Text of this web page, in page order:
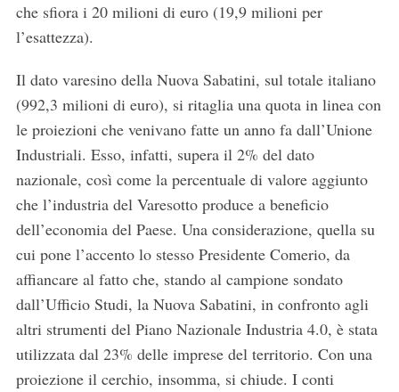
che sfiora i 20 milioni di euro (19,9 milioni per
l’esattezza).
Il dato varesino della Nuova Sabatini, sul totale italiano
(992,3 milioni di euro), si ritaglia una quota in linea con
le proiezioni che venivano fatte un anno fa dall’Unione
Industriali. Esso, infatti, supera il 2% del dato
nazionale, così come la percentuale di valore aggiunto
che l’industria del Varesotto produce a beneficio
dell’economia del Paese. Una considerazione, quella su
cui pone l’accento lo stesso Presidente Comerio, da
affiancare al fatto che, stando al campione sondato
dall’Ufficio Studi, la Nuova Sabatini, in confronto agli
altri strumenti del Piano Nazionale Industria 4.0, è stata
utilizzata dal 23% delle imprese del territorio. Con una
proiezione il cerchio, insomma, si chiude. I conti